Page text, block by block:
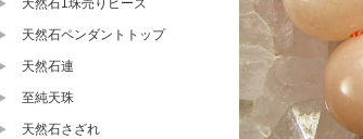
天然石1珠売りビーズ
天然石ペンダントトップ
天然石連
至純天珠
天然石さざれ